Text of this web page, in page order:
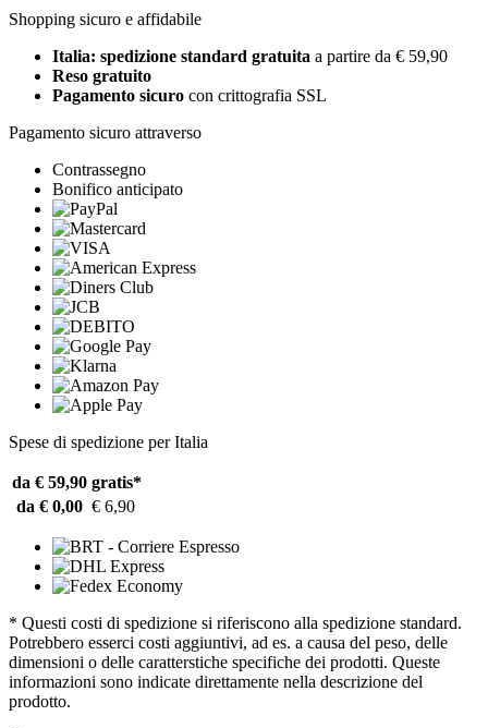
Shopping sicuro e affidabile
Italia: spedizione standard gratuita a partire da € 59,90
Reso gratuito
Pagamento sicuro con crittografia SSL
Pagamento sicuro attraverso
Contrassegno
Bonifico anticipato
Spese di spedizione per Italia
da € 59,90 gratis*
da € 0,00 € 6,90
* Questi costi di spedizione si riferiscono alla spedizione standard.
Potrebbero esserci costi aggiuntivi, ad es. a causa del peso, delle
dimensioni o delle caratterstiche specifiche dei prodotti. Queste
informazioni sono indicate direttamente nella descrizione del
prodotto.